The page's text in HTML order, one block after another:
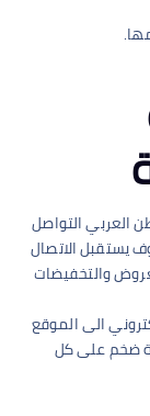
العربي التواصل
يستقبل الاتصال
والتخفيضات
الى الموقع
ضخم على كل